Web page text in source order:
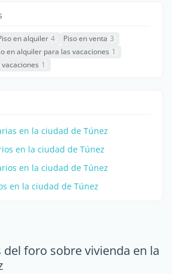
en alquiler 4 Piso en venta 3
en alquiler para las vacaciones 1
1
en la ciudad de Túnez
en la ciudad de Túnez
en la ciudad de Túnez
en la ciudad de Túnez
del foro sobre vivienda en la